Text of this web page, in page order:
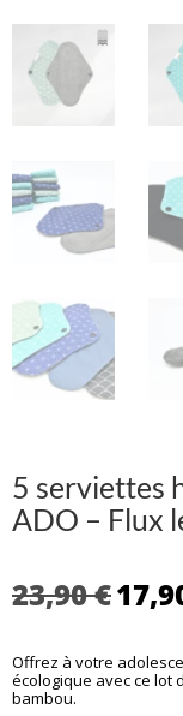
5 serviettes
ADO – Flux
23,90€ Le
prix
était :
23,90 €.
Offrez à votre
écologique avec ce lot
bambou.